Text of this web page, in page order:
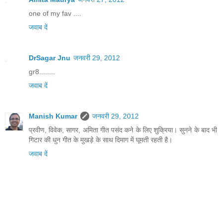
one of my fav ....
जवाब दें
DrSagar Jnu जनवरी 29, 2012
gr8........
जवाब दें
Manish Kumar
जनवरी 29, 2012
प्रवीण, विवेक, सागर, अमिता गीत पसंद कने के लिए शुक्रिया। सुनने के बाद भी
गिटार की धुन गीत के मुखड़े के साथ दिमाग में घूमती रहती है।
जवाब दें